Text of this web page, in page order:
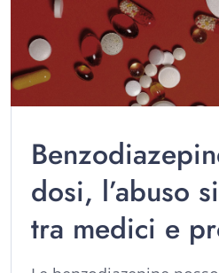
dosi, l’abuso
tra medici e